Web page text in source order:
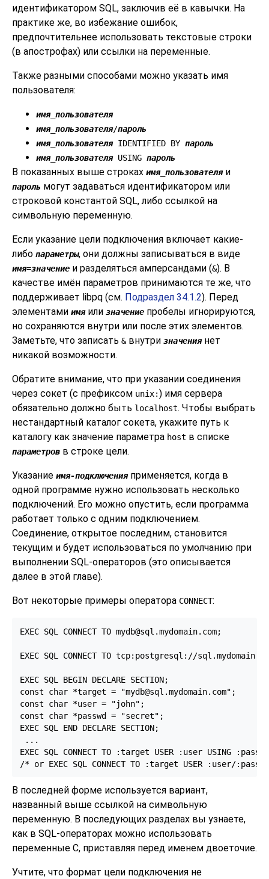
идентификатором SQL, заключив её в кавычки. На
практике же, во избежание ошибок,
предпочтительнее использовать текстовые строки
(в апострофах) или ссылки на переменные.
Также разными способами можно указать имя
пользователя:
имя_пользователя
имя_пользователя/пароль
имя_пользователяIDENTIFIED BY пароль
имя_пользователяUSING пароль
В показанных выше строках имя_пользователяи
пароль могут задаваться идентификатором или
строковой константой SQL, либо ссылкой на
символьную переменную.
Если указание цели подключения включает какие-
либо параметры, они должны записываться в виде
имя=значение и разделяться амперсандами (&). В
качестве имён параметров принимаются те же, что
поддерживает libpq (см. Подраздел 34.1.2). Перед
элементами имяили значение пробелы игнорируются,
но сохраняются внутри или после этих элементов.
Заметьте, что записать &внутри значениянет
никакой возможности.
Обратите внимание, что при указании соединения
через сокет (с префиксом unix:) имя сервера
обязательно должно быть localhost. Чтобы выбрать
нестандартный каталог сокета, укажите путь к
каталогу как значение параметра host в списке
параметров в строке цели.
Указание имя-подключенияприменяется, когда в
одной программе нужно использовать несколько
подключений. Его можно опустить, если программа
работает только с одним подключением.
Соединение, открытое последним, становится
текущим и будет использоваться по умолчанию при
выполнении SQL-операторов (это описывается
далее в этой главе).
Вот некоторые примеры оператора CONNECT:
EXEC SQL CONNECT TO mydb@sql.mydomain.com;
EXEC SQL CONNECT TO tcp:postgresql://
EXEC SQL BEGIN DECLARE SECTION;
const char *target = "mydb@sql.mydomain.com";
const char *user = "john";
const char *passwd = "secret";
EXEC SQL END DECLARE SECTION;
...
EXEC SQL CONNECT TO :target USER :user USING
/* or EXEC SQL CONNECT TO :target USER :user/
В последней форме используется вариант,
названный выше ссылкой на символьную
переменную. В последующих разделах вы узнаете,
как в SQL-операторах можно использовать
переменные C, приставляя перед именем двоеточие.
Учтите, что формат цели подключения не